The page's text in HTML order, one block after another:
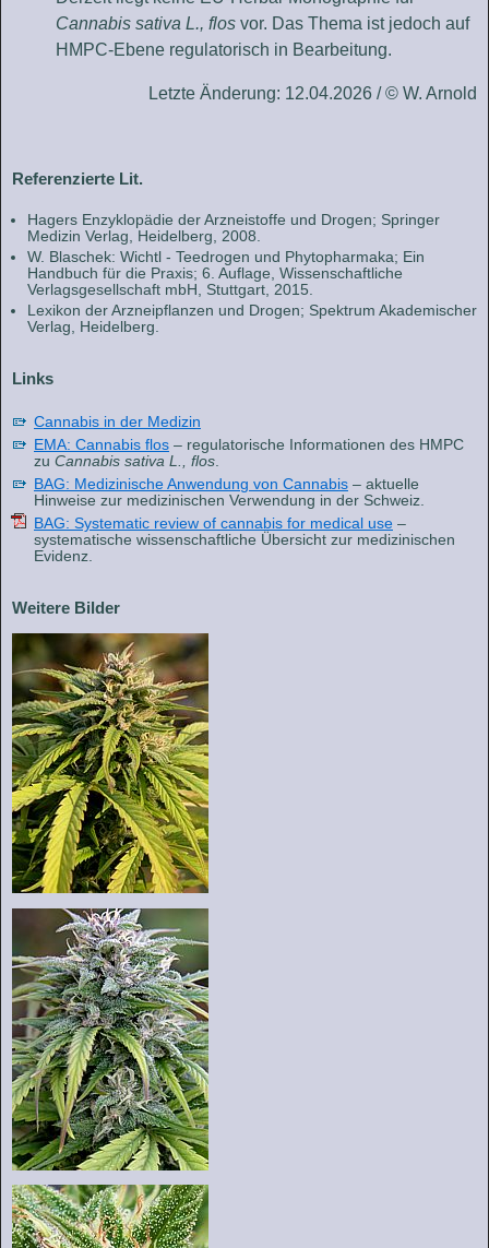
Cannabis sativa L., flos vor. Das Thema ist jedoch auf
HMPC-Ebene regulatorisch in Bearbeitung.
Letzte Änderung: 12.04.2026 / © W. Arnold
Referenzierte Lit.
Hagers Enzyklopädie der Arzneistoffe und Drogen; Springer
Medizin Verlag, Heidelberg, 2008.
W. Blaschek: Wichtl - Teedrogen und Phytopharmaka; Ein
Handbuch für die Praxis; 6. Auflage, Wissenschaftliche
Verlagsgesellschaft mbH, Stuttgart, 2015.
Lexikon der Arzneipflanzen und Drogen; Spektrum Akademischer
Verlag, Heidelberg.
Links
Cannabis in der Medizin
EMA: Cannabis flos – regulatorische Informationen des HMPC
zu Cannabis sativa L., flos
BAG: Medizinische Anwendung von Cannabis – aktuelle
Hinweise zur medizinischen Verwendung in der Schweiz.
BAG: Systematic review of cannabis for medical use –
systematische wissenschaftliche Übersicht zur medizinischen
Evidenz.
Weitere Bilder